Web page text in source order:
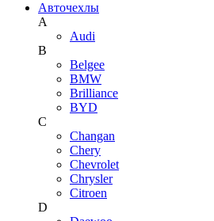
Авточехлы
A
Audi
B
Belgee
BMW
Brilliance
BYD
C
Changan
Chery
Chevrolet
Chrysler
Citroen
D